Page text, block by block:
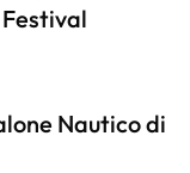
Nautico di